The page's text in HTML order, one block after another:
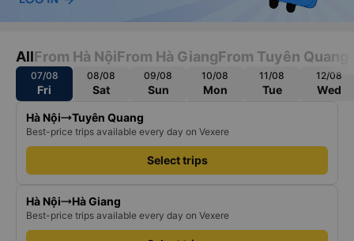
AllFrom Hà NộiFrom Hà GiangFrom Tuyên Quang
07/08
Fri
08/08
Sat
09/08
Sun
10/08
Mon
11/08
Tue
12/08
Wed
Hà Nội Tuyên Quang
Best-price trips available every day on Vexere
Select trips
Hà Nội Hà Giang
Best-price trips available every day on Vexere